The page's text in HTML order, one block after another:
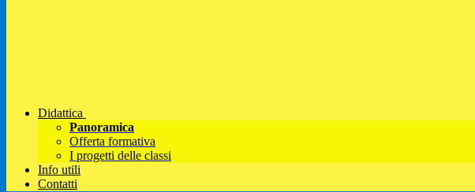
Didattica
Panoramica
Offerta formativa
I progetti delle classi
Info utili
Contatti